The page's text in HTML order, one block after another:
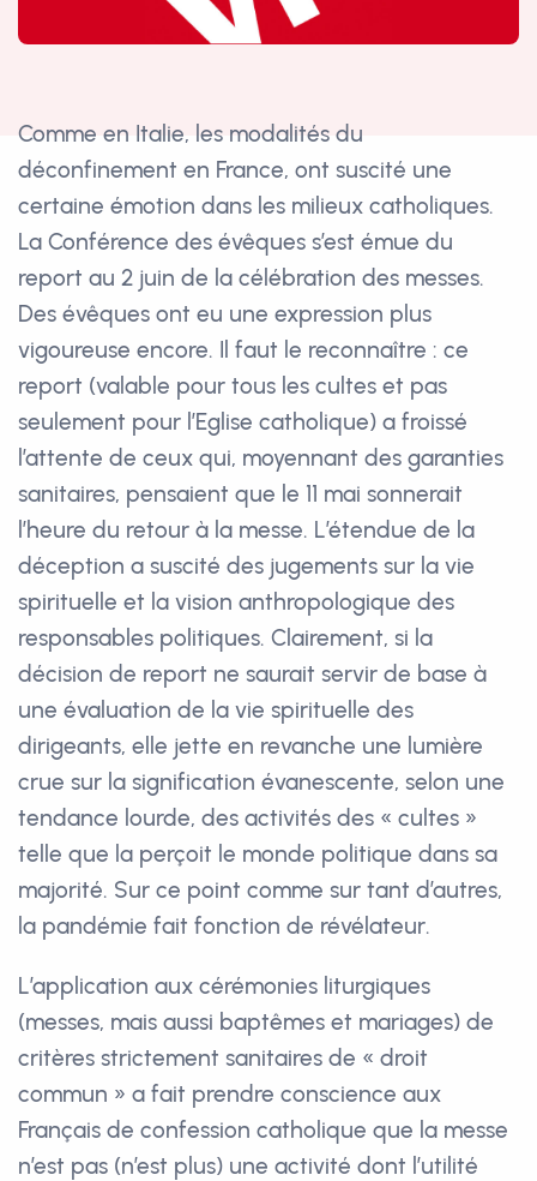
Comme en Italie, les modalités du
déconfinement en France, ont suscité une
certaine émotion dans les milieux catholiques.
La Conférence des évêques s’est émue du
report au 2 juin de la célébration des messes.
Des évêques ont eu une expression plus
vigoureuse encore. Il faut le reconnaître : ce
report (valable pour tous les cultes et pas
seulement pour l’Eglise catholique) a froissé
l’attente de ceux qui, moyennant des garanties
sanitaires, pensaient que le 11 mai sonnerait
l’heure du retour à la messe. L’étendue de la
déception a suscité des jugements sur la vie
spirituelle et la vision anthropologique des
responsables politiques. Clairement, si la
décision de report ne saurait servir de base à
une évaluation de la vie spirituelle des
dirigeants, elle jette en revanche une lumière
crue sur la signification évanescente, selon une
tendance lourde, des activités des « cultes »
telle que la perçoit le monde politique dans sa
majorité. Sur ce point comme sur tant d’autres,
la pandémie fait fonction de révélateur.
L’application aux cérémonies liturgiques
(messes, mais aussi baptêmes et mariages) de
critères strictement sanitaires de « droit
commun » a fait prendre conscience aux
Français de confession catholique que la messe
n’est pas (n’est plus) une activité dont l’utilité